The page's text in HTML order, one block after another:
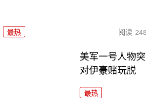
最热 阅读
美军一号人物
对伊豪赌玩脱
最热